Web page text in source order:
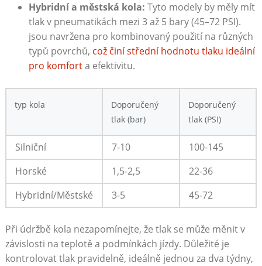
Hybridní a městská kola: Tyto modely by měly mít
tlak v pneumatikách mezi 3 až 5 bary (45–72 PSI).
jsou navržena pro kombinovaný použití na různých
typů povrchů, což činí střední hodnotu tlaku ideální
pro komforta efektivitu.
typ kola
Doporučený
tlak (bar)
Doporučený
tlak (PSI)
Silniční 7-10
100-145
Horské
1,5-2,5
22-36
Hybridní/Městské
3-5 45-72
Při údržbě kola nezapomínejte, že tlak se může měnit v
závislosti na teplotě a podmínkách jízdy. Důležité je
kontrolovat tlak pravidelně, ideálně jednou za dva týdny,